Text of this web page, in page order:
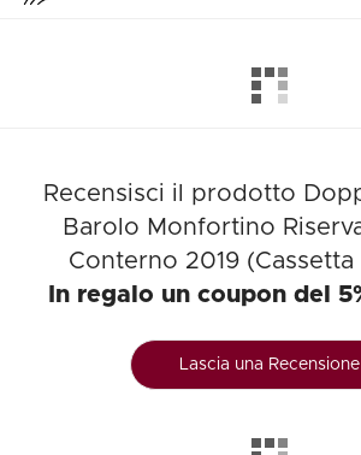
Recensisci il prodotto
Barolo Monfortino
Conterno 2019
In regalo un coupon del
Lascia una Recensione